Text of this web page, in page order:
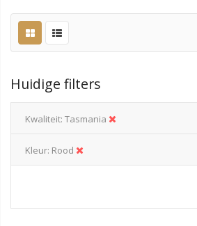
Huidige filters
Kwaliteit Tasmania
Kleur Rood